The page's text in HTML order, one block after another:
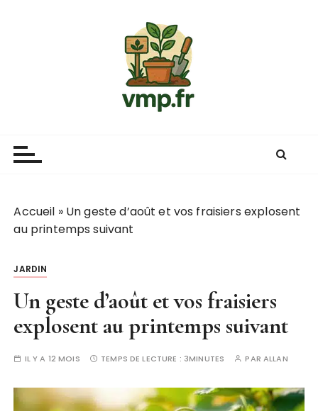
Accueil » Un geste d’août et vos fraisiers explosent
au printemps suivant
JARDIN
Un geste d’août et vos fraisiers
explosent au printemps suivant
IL Y A 12 MOIS TEMPS DE LECTURE : 3MINUTES PARALLAN